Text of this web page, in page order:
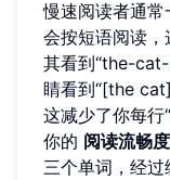
慢速阅读者通
会按短语阅读，
其看到“the-
睛看到“[the
这减少了你每行
你的 阅读流畅度
三个单词，经过